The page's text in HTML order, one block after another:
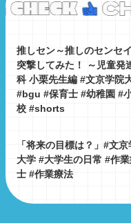
推しセン～推しのセンセ
突撃してみた！ ～児童発
科 小栗先生編 #文京学院
#bgu #保育士 #幼稚園 #
校 #shorts
「将来の目標は？」#文
大学 #大学生の日常 #作
士 #作業療法